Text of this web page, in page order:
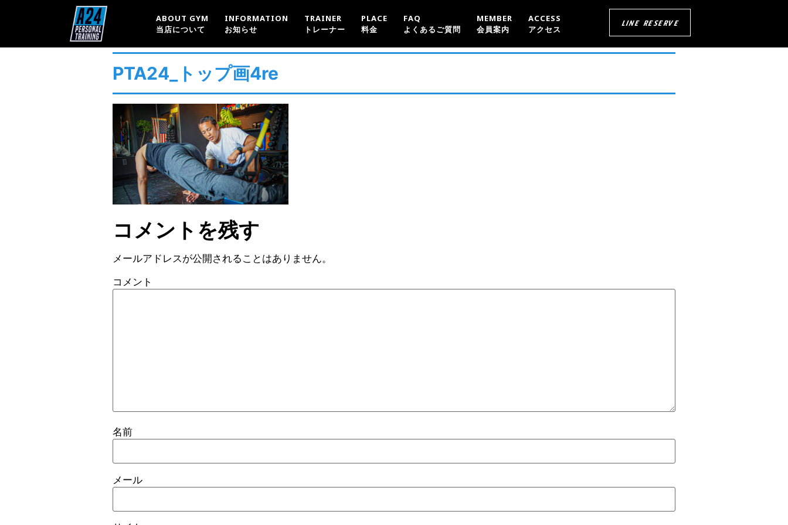
ABOUT GYM
当店について
INFORMATION
お知らせ
TRAINER
トレーナー
PLACE
料金
FAQ
よくあるご質問
MEMBER
会員案内
ACCESS
アクセス
LINE RESERVE
PTA24_トップ画4re
コメントを残す
メールアドレスが公開されることはありません。
コメント
名前
メール